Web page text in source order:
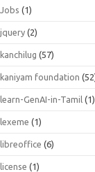
Jobs (1)
jquery (2)
kanchilug (57)
kaniyam foundation
learn-GenAI-in-Tamil (1)
lexeme (1)
libreoffice (6)
license (1)